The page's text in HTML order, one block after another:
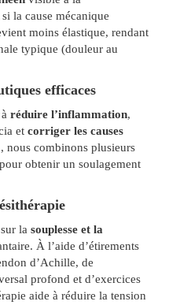
la cause mécanique
moins élastique, rendant
typique (douleur au
efficaces
réduire l’inflammation,
et corriger les causes
, nous combinons plusieurs
obtenir un soulagement
la souplesse et la
À l’aide d’étirements
d’Achille, de
profond et d’exercices
aide à réduire la tension